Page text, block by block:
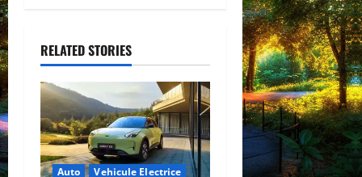
a
t
i
o
RELATED STORIES
Auto Vehicule Electrice